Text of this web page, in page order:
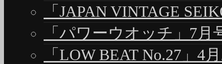
「JAPAN VINTAGE
「パワーウオッチ」7月
「LOW BEAT No.27」4